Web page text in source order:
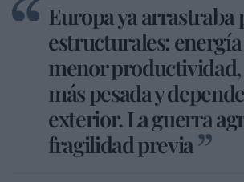
Europa ya arrastraba
estructurales:
menor
más pesada y
exterior. La guerra
fragilidad previa